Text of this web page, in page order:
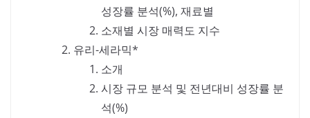
성장률 분석(%), 재료별
소재별 시장 매력도 지수
유리-세라믹*
소개
시장 규모 분석 및 전년대비 성장률 분
석(%)